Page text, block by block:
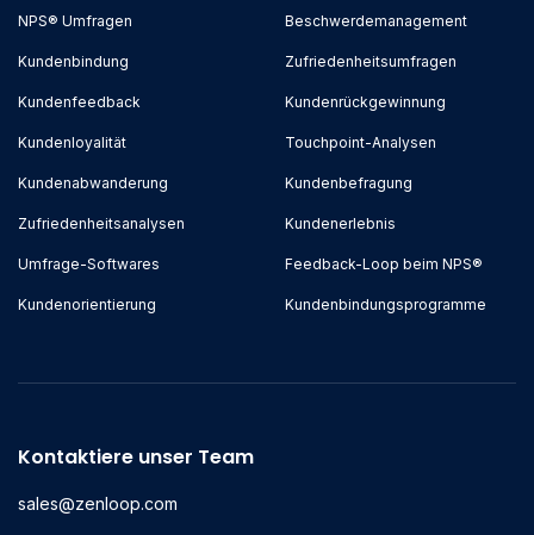
NPS® Umfragen
Kundenbindung
Beschwerdemanagement
Zufriedenheitsumfragen
Kundenfeedback
Kundenloyalität
Kundenabwanderung
Zufriedenheitsanalysen
Umfrage-Softwares
Kundenorientierung
Kundenrückgewinnung
Touchpoint-Analysen
Kundenbefragung
Kundenerlebnis
Feedback-Loop beim NPS®
Kundenbindungsprogramme
Kontaktiere unser Team
sales@zenloop.com